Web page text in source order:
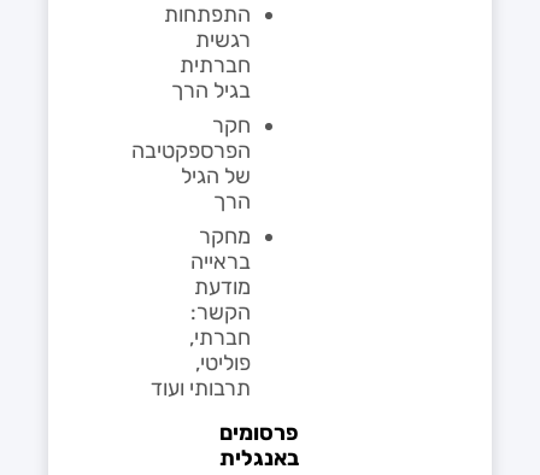
התפתחות
רגשית
חברתית
בגיל הרך
חקר
הפרספקטיבה
של הגיל
הרך
מחקר
בראייה
מודעת
הקשר:
חברתי,
פוליטי,
תרבותי ועוד
פרסומים
באנגלית